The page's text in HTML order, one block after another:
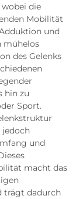
die
Mobilität
und
mühelos
des Gelenks
hin zu
Sport.
jedoch
und
macht das
trägt dadurch